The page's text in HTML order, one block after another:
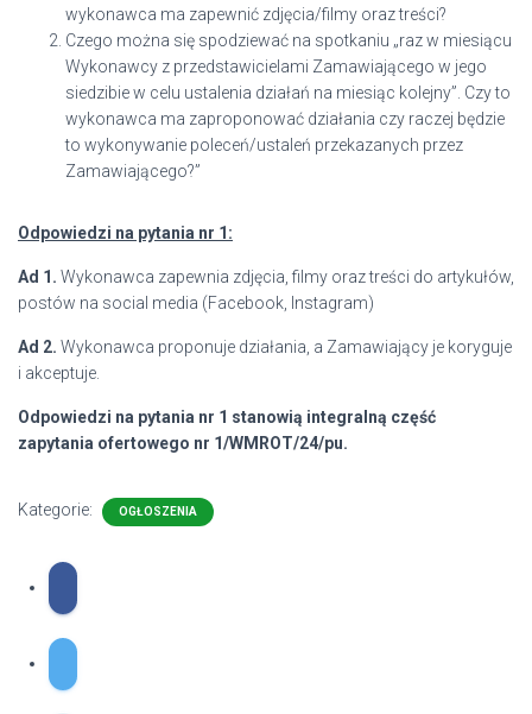
wykonawca ma zapewnić zdjęcia/filmy oraz treści?
Czego można się spodziewać na spotkaniu „raz w miesiącu
Wykonawcy z przedstawicielami Zamawiającego w jego
siedzibie w celu ustalenia działań na miesiąc kolejny”. Czy to
wykonawca ma zaproponować działania czy raczej będzie
to wykonywanie poleceń/ustaleń przekazanych przez
Zamawiającego?”
Odpowiedzi na pytania nr 1:
Ad 1. Wykonawca zapewnia zdjęcia, filmy oraz treści do artykułów,
postów na social media (Facebook, Instagram)
Ad 2. Wykonawca proponuje działania, a Zamawiający je koryguje
i akceptuje.
Odpowiedzi na pytania nr 1 stanowią integralną część
zapytania ofertowego nr 1/WMROT/24/pu.
Kategorie: OGŁOSZENIA